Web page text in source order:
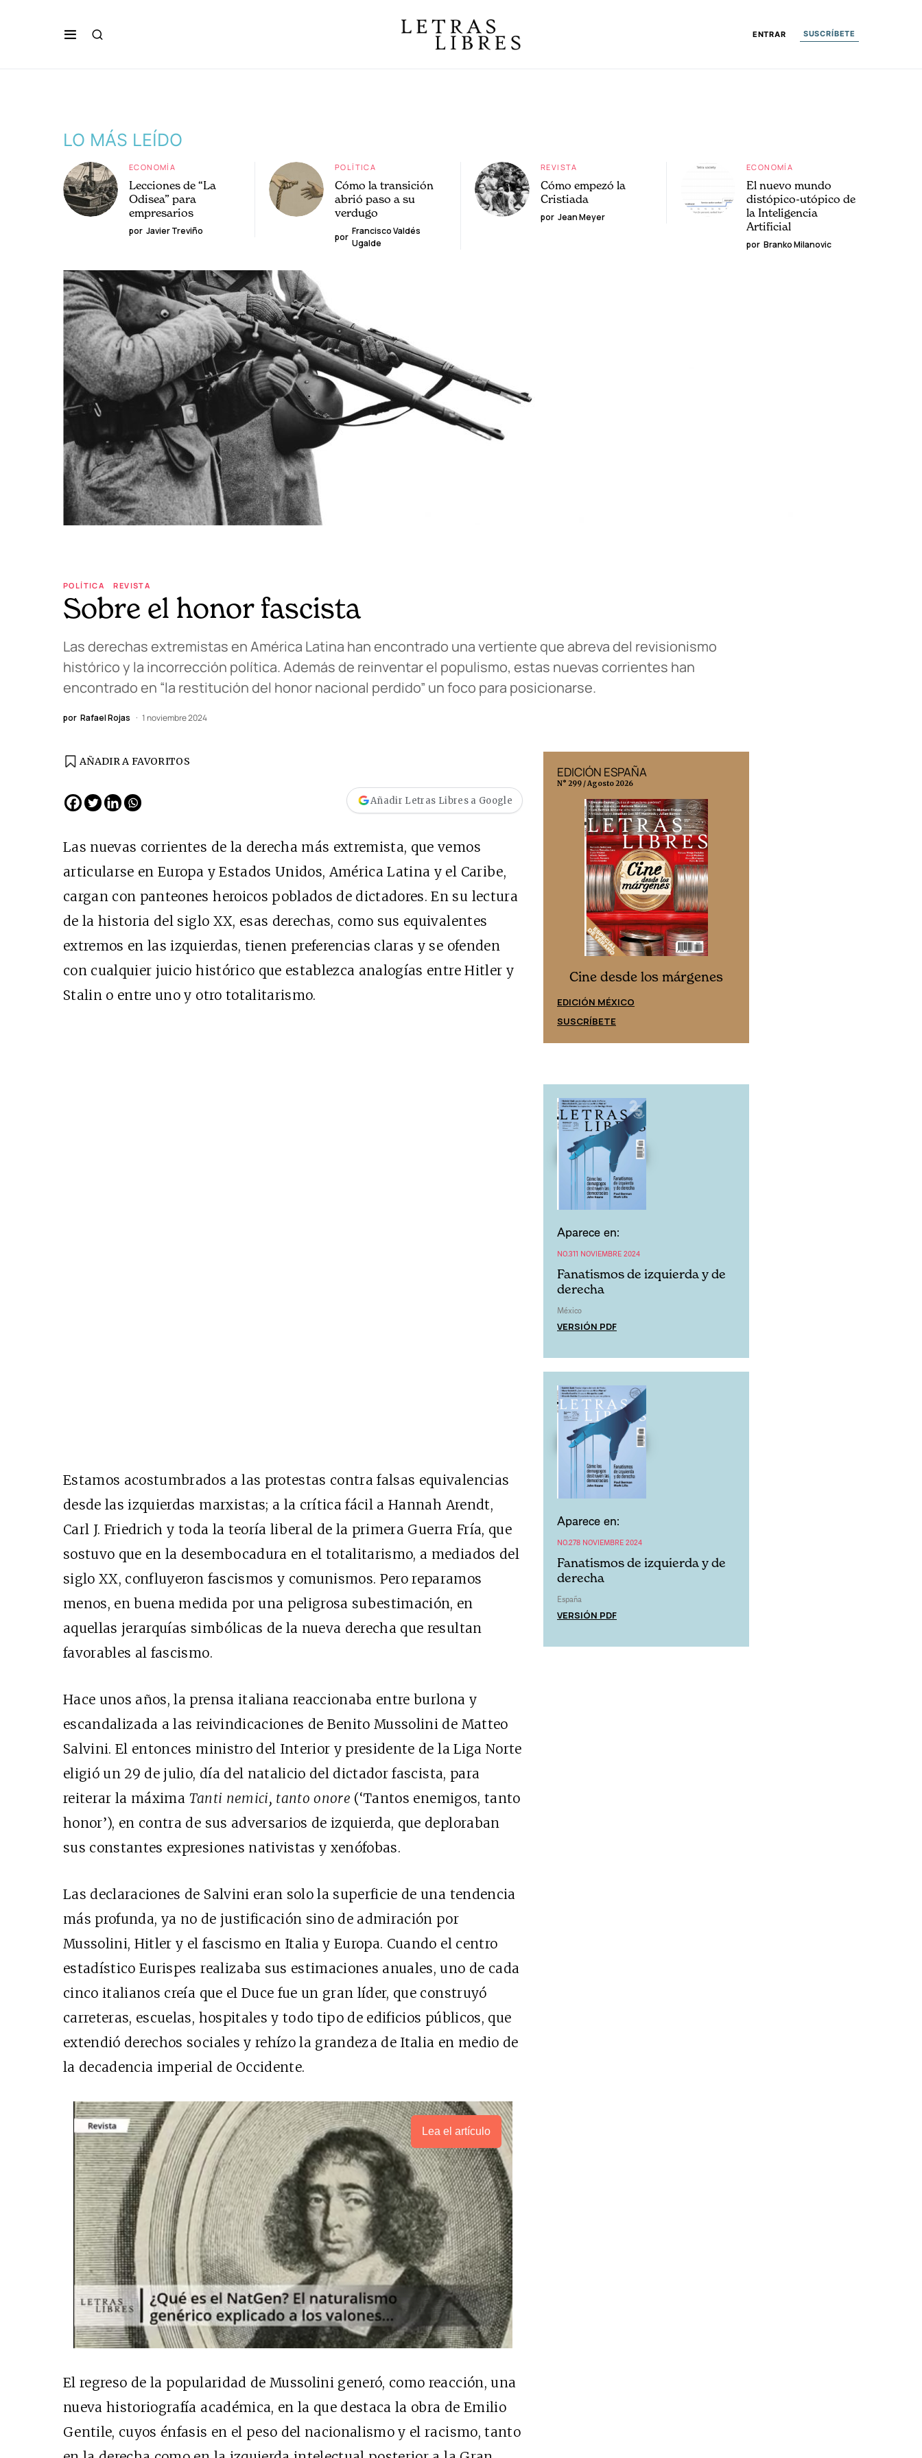
ENTRAR SUSCRÍBETE
LO MÁS LEÍDO
ECONOMÍA
Lecciones de “La
Odisea” para
empresarios
por Javier Treviño
POLÍTICA
Cómo la transición
abrió paso a su
verdugo
por
Francisco Valdés
Ugalde
REVISTA
Cómo empezó la
Cristiada
por Jean Meyer
ECONOMÍA
El nuevo mundo
distópico-utópico de
la Inteligencia
Artificial
por Branko Milanovic
POLÍTICA REVISTA
Sobre el honor fascista
Las derechas extremistas en América Latina han encontrado una vertiente que abreva del revisionismo
histórico y la incorrección política. Además de reinventar el populismo, estas nuevas corrientes han
encontrado en “la restitución del honor nacional perdido” un foco para posicionarse.
por Rafael Rojas 1 noviembre 2024
AÑADIR A FAVORITOS
Añadir Letras Libres a Google
Las nuevas corrientes de la derecha más extremista, que vemos
articularse en Europa y Estados Unidos, América Latina y el Caribe,
cargan con panteones heroicos poblados de dictadores. En su lectura
de la historia del siglo XX, esas derechas, como sus equivalentes
extremos en las izquierdas, tienen preferencias claras y se ofenden
con cualquier juicio histórico que establezca analogías entre Hitler y
Stalin o entre uno y otro totalitarismo.
Estamos acostumbrados a las protestas contra falsas equivalencias
desde las izquierdas marxistas; a la crítica fácil a Hannah Arendt,
Carl J. Friedrich y toda la teoría liberal de la primera Guerra Fría, que
sostuvo que en la desembocadura en el totalitarismo, a mediados del
siglo XX, confluyeron fascismos y comunismos. Pero reparamos
menos, en buena medida por una peligrosa subestimación, en
aquellas jerarquías simbólicas de la nueva derecha que resultan
favorables al fascismo.
Hace unos años, la prensa italiana reaccionaba entre burlona y
escandalizada a las reivindicaciones de Benito Mussolini de Matteo
Salvini. El entonces ministro del Interior y presidente de la Liga Norte
eligió un 29 de julio, día del natalicio del dictador fascista, para
reiterar la máxima Tanti nemici, tanto onore (‘Tantos enemigos, tanto
honor’), en contra de sus adversarios de izquierda, que deploraban
sus constantes expresiones nativistas y xenófobas.
Las declaraciones de Salvini eran solo la superficie de una tendencia
más profunda, ya no de justificación sino de admiración por
Mussolini, Hitler y el fascismo en Italia y Europa. Cuando el centro
estadístico Eurispes realizaba sus estimaciones anuales, uno de cada
cinco italianos creía que el Duce fue un gran líder, que construyó
carreteras, escuelas, hospitales y todo tipo de edificios públicos, que
extendió derechos sociales y rehízo la grandeza de Italia en medio de
la decadencia imperial de Occidente.
Lea el artículo
El regreso de la popularidad de Mussolini generó, como reacción, una
nueva historiografía académica, en la que destaca la obra de Emilio
Gentile, cuyos énfasis en el peso del nacionalismo y el racismo, tanto
Cine desde los márgenes
EDICIÓN MÉXICO
Cine desde los márgenes
EDICIÓN ESPAÑA
N° 299 / Agosto 2026
Cine desde los márgenes
EDICIÓN MÉXICO
SUSCRÍBETE
Aparece en:
NO.311 NOVIEMBRE 2024
Fanatismos de izquierda y de
derecha
México
VERSIÓN PDF
Aparece en:
NO.278 NOVIEMBRE 2024
Fanatismos de izquierda y de
derecha
España
VERSIÓN PDF